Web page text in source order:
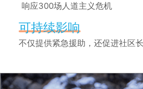
响应300场人道主义危机
不仅提供紧急援助，还促进社区
可持续影响